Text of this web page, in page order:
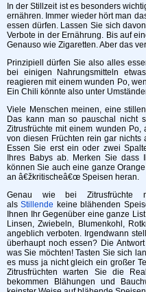
In der Stillzeit ist es besonders
ernähren. Immer wieder hört man
essen dürfen. Lassen Sie sich
Verbote in der Ernährung. Bis auf
Genauso wie Zigaretten. Aber das
Prinzipiell dürfen Sie also alles
bei einigen Nahrungsmitteln
reagieren mit einem wunden Po,
Ein Chili könnte also unter
Viele Menschen meinen, eine
Das kann man so pauschal nicht
Zitrusfrüchte mit einem wunden
von diesen Früchten rein gar
Essen Sie erst ein oder zwei
Ihres Babys ab. Merken Sie
können Sie auch eine ganze
an â€žkritischeâ€œ Speisen heran.
Genau wie bei Zitrusfrüchte
alsStillende keine blähenden
Ihnen Ihr Gegenüber eine ganze
Linsen, Zwiebeln, Blumenkohl,
angeblich verboten. Irgendwann
überhaupt noch essen? Die
was Sie möchten! Tasten Sie sich
es muss ja nicht gleich ein großer
Zitrusfrüchten warten Sie die
bekommen Blähungen und